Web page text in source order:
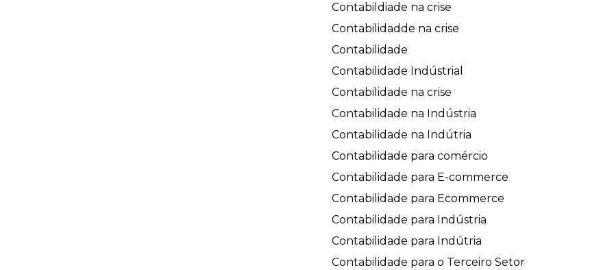
Contabildiade na crise
Contabilidadde na crise
Contabilidade
Contabilidade Indústrial
Contabilidade na crise
Contabilidade na Indústria
Contabilidade na Indútria
Contabilidade para comércio
Contabilidade para E-commerce
Contabilidade para Ecommerce
Contabilidade para Indústria
Contabilidade para Indútria
Contabilidade para o Terceiro Setor